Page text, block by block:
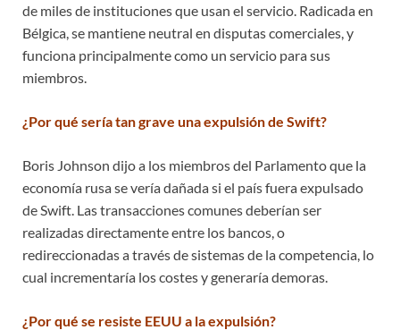
de miles de instituciones que usan el servicio. Radicada en
Bélgica, se mantiene neutral en disputas comerciales, y
funciona principalmente como un servicio para sus
miembros.
¿Por qué sería tan grave una expulsión de Swift?
Boris Johnson dijo a los miembros del Parlamento que la
economía rusa se vería dañada si el país fuera expulsado
de Swift. Las transacciones comunes deberían ser
realizadas directamente entre los bancos, o
redireccionadas a través de sistemas de la competencia, lo
cual incrementaría los costes y generaría demoras.
¿Por qué se resiste EEUU a la expulsión?